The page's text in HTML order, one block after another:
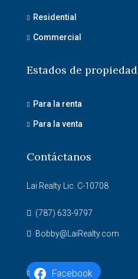
Residential
Commercial
Estados de propiedad
Para la renta
Para la venta
Contáctanos
Lai Realty Lic. C-10708
(787) 633-9797
Bobby@LaiRealty.com
Facebook